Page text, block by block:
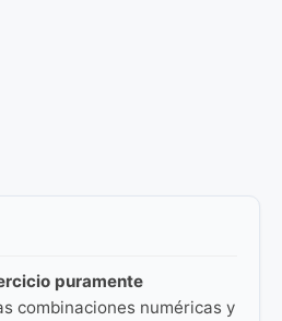
puramente
combinaciones numéricas y